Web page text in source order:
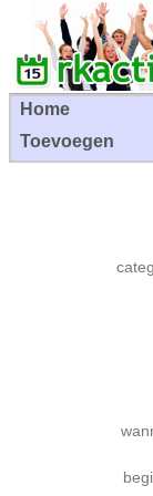
Home
Toevoegen